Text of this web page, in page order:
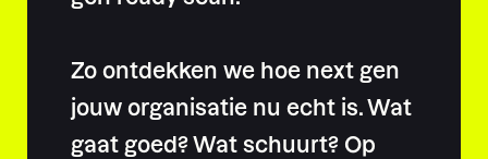
Zo ontdekken we hoe next gen
jouw organisatie nu echt is. Wat
gaat goed? Wat schuurt? Op